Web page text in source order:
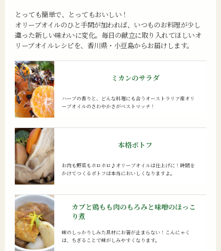
とっても簡単で、とってもおいしい！
オリーブオイルのひと手間が加われば、いつものお料理が少し
違った新しい味わいに変化。毎日の献立に取り入れてほしいオ
リーブオイルレシピを、香川県・小豆島からお届けします。
ミカンのサラダ
ハーブの香りと、どんな料理にも合うオーストラリア産オリ
ーブオイルのさわやかさがベストマッチ！
本格ポトフ
お肉も野菜もホロホロ♪オリーブオイルは仕上げに！時間を
かけてつくるポトフは本当においしくなりますよ。
カブと鶏もも肉のもろみと味噌のほっこ
り煮
味のしっかりしみた具材にお箸が止まらない！こんにゃく
は、ちぎることで味がしみやすくなります。